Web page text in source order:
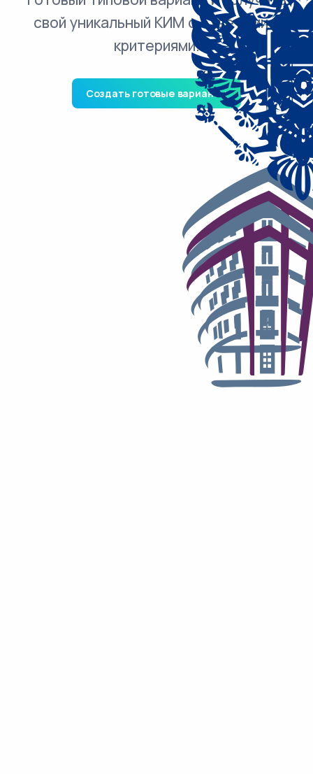
свой уникальный КИМ с ответами и
критериями.
Создать готовые варианты